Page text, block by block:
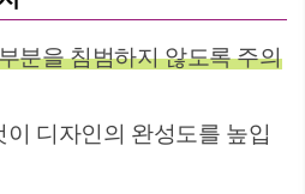
분을 침범하지 않도록 주의
디자인의 완성도를 높입